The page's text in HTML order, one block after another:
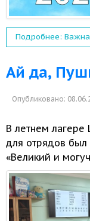
Подробнее:
Ай да,
Опубликовано:
В летнем
для отрядов
«Великий и